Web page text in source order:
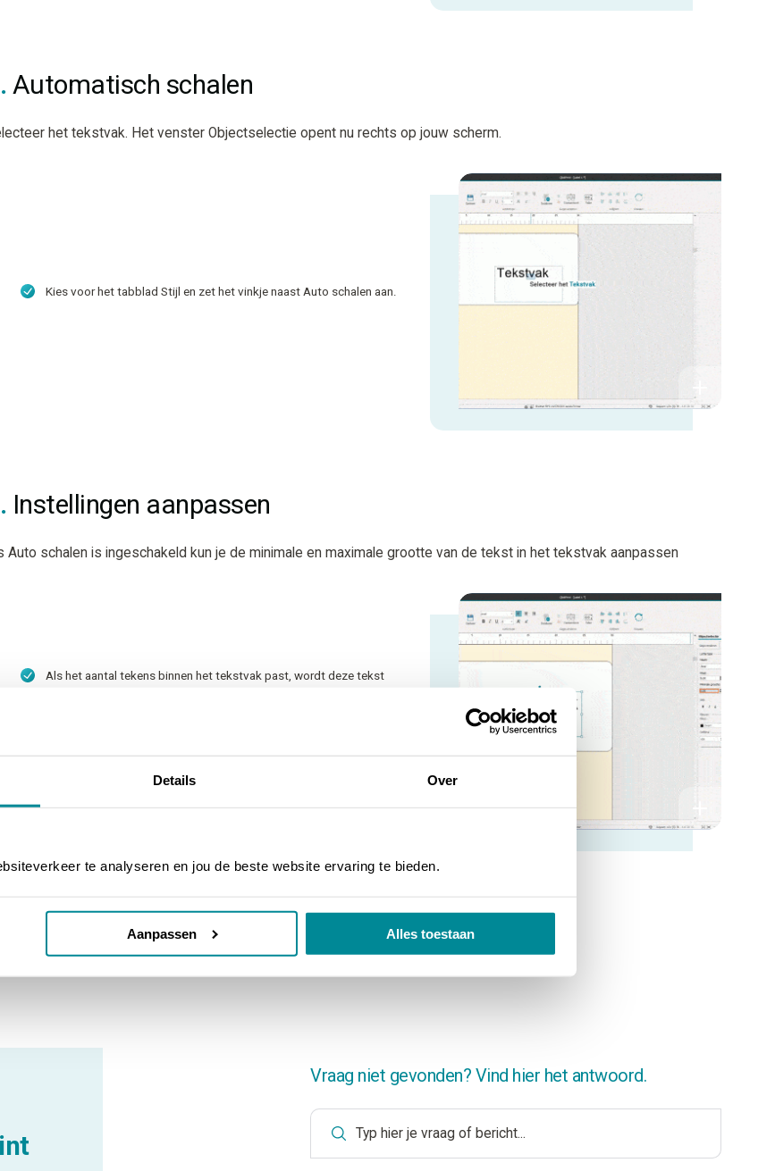
Details Over
te analyseren en jou de beste website ervaring te bieden.
Aanpassen Alles toestaan
Automatisch schalen
het tekstvak. Het venster Objectselectie opent nu rechts op jouw scherm.
Kies voor het tabblad Stijl en zet het vinkje naast Auto schalen aan.
Instellingen aanpassen
Auto schalen is ingeschakeld kun je de minimale en maximale grootte van de tekst in het tekstvak aanpassen
Als het aantal tekens binnen het tekstvak past, wordt deze tekst
Vraag niet gevonden? Vind hier het antwoord.